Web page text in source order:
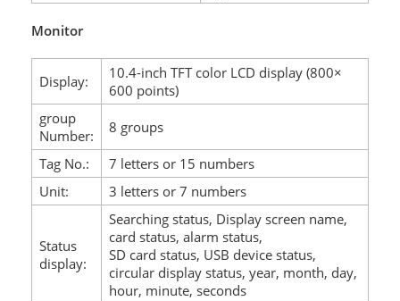
Monitor
Display:
10.4-inch TFT color LCD display (800×
600 points)
group
Number:
8 groups
Tag No.:
7 letters or 15 numbers
Unit:
3 letters or 7 numbers
Status
display:
Searching status, Display screen name,
card status, alarm status,
SD card status, USB device status,
circular display status, year, month, day,
hour, minute, seconds